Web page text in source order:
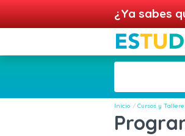
¿Ya sabes
Inicio Cursos y